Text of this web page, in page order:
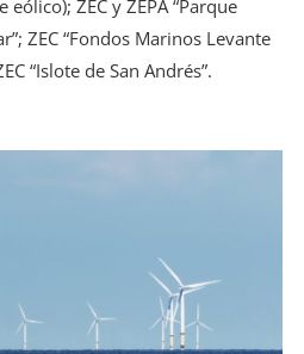
ZEC y ZEPA “Parque
ZEC “Fondos Marinos Levante
“Islote de San Andrés”.